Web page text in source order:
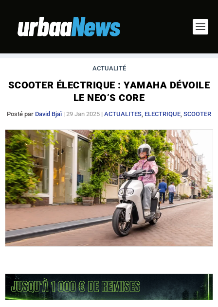
ACTUALITÉ
SCOOTER ÉLECTRIQUE : YAMAHA DÉVOILE
LE NEO’S CORE
Posté par David Bjaï| 29 Jan 2025 | ACTUALITES, ELECTRIQUE, SCOOTER